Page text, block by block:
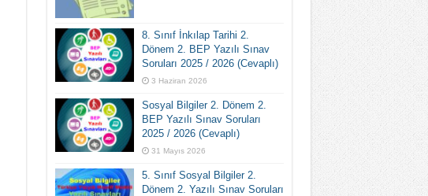
8. Sınıf İnkılap Tarihi 2.
Dönem 2. BEP Yazılı Sınav
Soruları 2025 / 2026 (Cevaplı)
3 Haziran 2026
Sosyal Bilgiler 2. Dönem 2.
BEP Yazılı Sınav Soruları
2025 / 2026 (Cevaplı)
31 Mayıs 2026
5. Sınıf Sosyal Bilgiler 2.
Dönem 2. Yazılı Sınav Soruları